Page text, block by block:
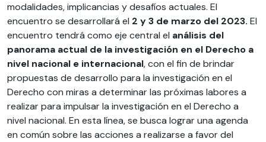
modalidades, implicancias y desafíos actuales. El
encuentro se desarrollará el 2 y 3 de marzo del 2023. El
encuentro tendrá como eje central el análisis del
panorama actual de la investigación en el Derecho a
nivel nacional e internacional, con el fin de brindar
propuestas de desarrollo para la investigación en el
Derecho con miras a determinar las próximas labores a
realizar para impulsar la investigación en el Derecho a
nivel nacional. En esta línea, se busca lograr una agenda
en común sobre las acciones a realizarse a favor del